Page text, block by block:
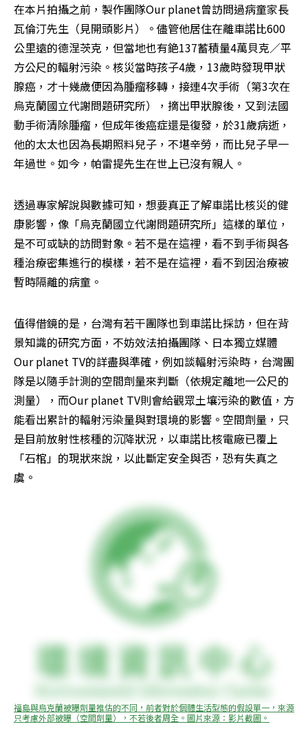
在本片拍攝之前，製作團隊Our planet曾訪問過病童家長
瓦倫汀先生（見開頭影片）。儘管他居住在離車諾比600
公里遠的德涅茨克，但當地也有銫137蓄積量4萬貝克／平
方公尺的輻射污染。核災當時孩子4歲，13歲時發現甲狀
腺癌，才十幾歲便因為腫瘤移轉，接連4次手術（第3次在
烏克蘭國立代謝問題研究所），摘出甲狀腺後，又到法國
動手術清除腫瘤，但成年後癌症還是復發，於31歲病逝，
他的太太也因為長期照料兒子，不堪辛勞，而比兒子早一
年過世。如今，帕雷提先生在世上已沒有親人。
透過專家解說與數據可知，想要真正了解車諾比核災的健
康影響，像「烏克蘭國立代謝問題研究所」這樣的單位，
是不可或缺的訪問對象。若不是在這裡，看不到手術與各
種治療密集進行的模樣，若不是在這裡，看不到因治療被
暫時隔離的病童。
值得借鏡的是，台灣有若干團隊也到車諾比採訪，但在背
景知識的研究方面，不妨效法拍攝團隊、日本獨立媒體
Our planet TV的詳盡與準確，例如談輻射污染時，台灣團
隊是以隨手計測的空間劑量來判斷（依規定離地一公尺的
測量），而Our planet TV則會給觀眾土壤污染的數值，方
能看出累計的輻射污染量與對環境的影響。空間劑量，只
是目前放射性核種的沉降狀況，以車諾比核電廠已覆上
「石棺」的現狀來說，以此斷定安全與否，恐有失真之
虞。
福島與烏克蘭被曝劑量推估的不同，前者對於個體生活型態的假設單一，來源
只考慮外部被曝（空間劑量），不若後者周全。圖片來源：影片截圖。